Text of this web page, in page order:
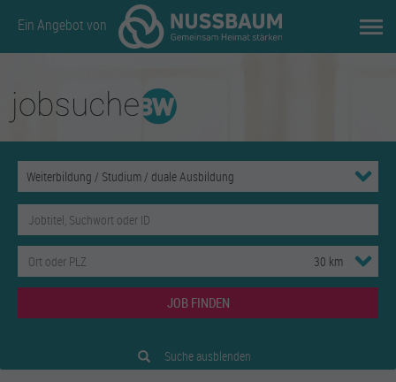
Ein Angebot von
JOB FINDEN
Suche ausblenden